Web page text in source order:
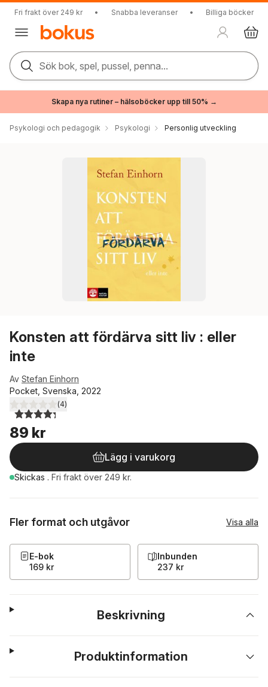
Fri frakt över 249 kr • Snabba leveranser • Billiga böcker
Sök bok, spel, pussel, penna...
Skapa nya rutiner – hälsoböcker upp till 50% →
Psykologi och pedagogik Psykologi Personlig utveckling
Konsten att fördärva sitt liv : eller
inte
Av Stefan Einhorn
Pocket, Svenska, 2022
4,3utav 5 stjärnor. Totalt antal röster:
(4)
89 kr
Lägg i varukorg
Skickas . Fri frakt över 249 kr.
Fler format och utgåvor Visa alla
E-bok
169 kr
Inbunden
237 kr
Beskrivning
Produktinformation